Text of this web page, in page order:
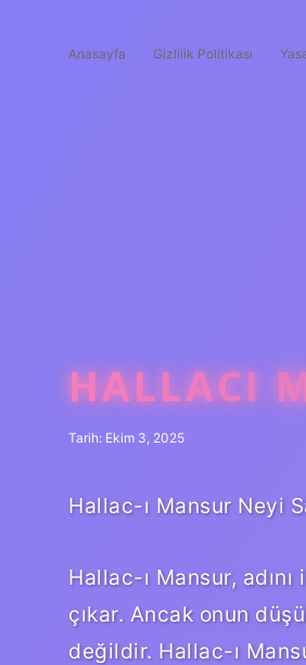
Anasayfa Gizlilik Politikası
HALLACI
Tarih: Ekim 3, 2025
Hallac-ı Mansur Neyi
Hallac-ı Mansur,
çıkar. Ancak onun
değildir. Hallac-ı